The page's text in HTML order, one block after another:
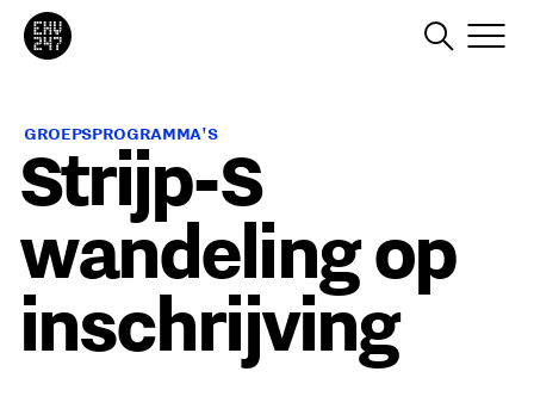
GROEPSPROGRAMMA'S
Strijp-S
wandeling op
inschrijving